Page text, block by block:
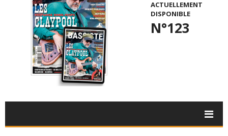
ACTUELLEMENT
DISPONIBLE
N°123